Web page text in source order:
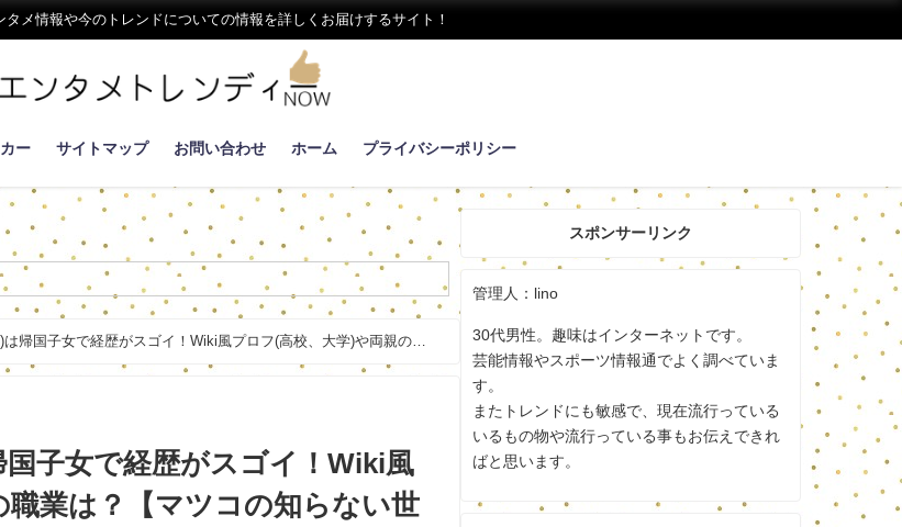
タメ情報や今のトレンドについての情報を詳しくお届けするサイト！
ー サイトマップ お問い合わせ ホーム プライバシーポリシー
帰国子女で経歴がスゴイ！Wiki風プロフ(高校、大学)や両親の職
子女で経歴がスゴイ！Wiki風
業は？【マツコの知らない世
スポンサーリンク
管理人：lino
30代男性。趣味はインターネットです。
芸能情報やスポーツ情報通でよく調べていま
す。
またトレンドにも敏感で、現在流行っている
いるもの物や流行っている事もお伝えできれ
ばと思います。